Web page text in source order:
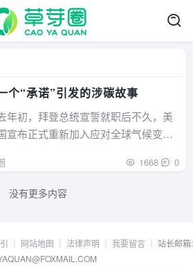
个“承诺”引发的涉碳故事
年初，拜登总统宣誓就职后不久，美
宣布正式重新加入应对全球气候变化
1668 0
没有更多内容
┊ 网站地图 ┊ 法律声明 ┊ 我要留言┊ 站长邮箱: